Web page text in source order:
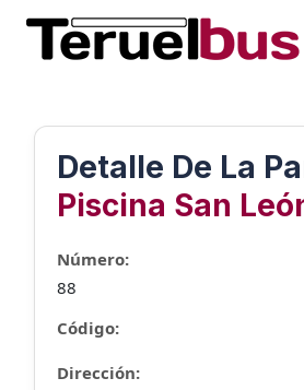
contenido
Detalle De La
Piscina San
Número:
88
Código:
Dirección: